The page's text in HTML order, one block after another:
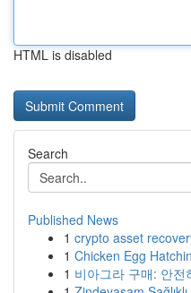
HTML is disabled
Search
Published News
1 crypto asset
1 Chicken Egg
1 비아그라 구매: 안